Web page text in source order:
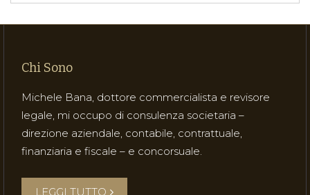
Chi Sono
Michele Bana, dottore commercialista e revisore
legale, mi occupo di consulenza societaria –
direzione aziendale, contabile, contrattuale,
finanziaria e fiscale – e concorsuale.
LEGGI TUTTO